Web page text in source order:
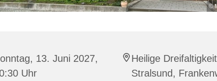
©
13. Juni 2027,
Uhr
Heilige
Stralsund,